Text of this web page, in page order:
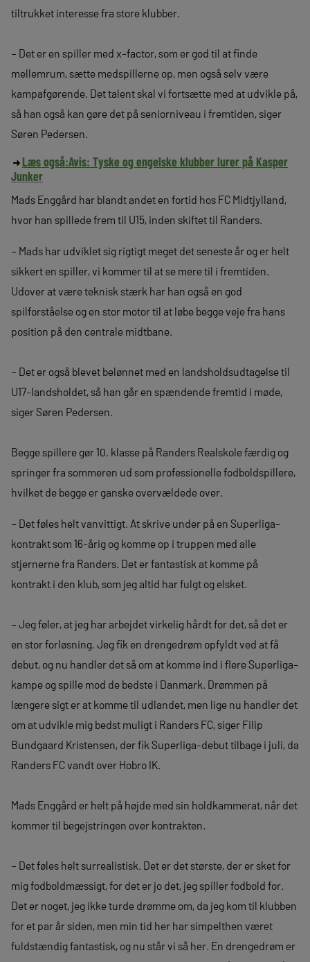
tiltrukket interesse fra store klubber.
– Det er en spiller med x-factor, som er god til at finde
mellemrum, sætte medspillerne op, men også selv være
kampafgørende. Det talent skal vi fortsætte med at udvikle på,
så han også kan gøre det på seniorniveau i fremtiden, siger
Søren Pedersen.
Læs også:Avis: Tyske og engelske klubber lurer på Kasper
Junker
Mads Enggård har blandt andet en fortid hos FC Midtjylland,
hvor han spillede frem til U15, inden skiftet til Randers.
– Mads har udviklet sig rigtigt meget det seneste år og er helt
sikkert en spiller, vi kommer til at se mere til i fremtiden.
Udover at være teknisk stærk har han også en god
spilforståelse og en stor motor til at løbe begge veje fra hans
position på den centrale midtbane.
– Det er også blevet belønnet med en landsholdsudtagelse til
U17-landsholdet, så han går en spændende fremtid i møde,
siger Søren Pedersen.
Begge spillere gør 10. klasse på Randers Realskole færdig og
springer fra sommeren ud som professionelle fodboldspillere,
hvilket de begge er ganske overvældede over.
– Det føles helt vanvittigt. At skrive under på en Superliga-
kontrakt som 16-årig og komme op i truppen med alle
stjernerne fra Randers. Det er fantastisk at komme på
kontrakt i den klub, som jeg altid har fulgt og elsket.
– Jeg føler, at jeg har arbejdet virkelig hårdt for det, så det er
en stor forløsning. Jeg fik en drengedrøm opfyldt ved at få
debut, og nu handler det så om at komme ind i flere Superliga-
kampe og spille mod de bedste i Danmark. Drømmen på
længere sigt er at komme til udlandet, men lige nu handler det
om at udvikle mig bedst muligt i Randers FC, siger Filip
Bundgaard Kristensen, der fik Superliga-debut tilbage i juli, da
Randers FC vandt over Hobro IK.
Mads Enggård er helt på højde med sin holdkammerat, når det
kommer til begejstringen over kontrakten.
– Det føles helt surrealistisk. Det er det største, der er sket for
mig fodboldmæssigt, for det er jo det, jeg spiller fodbold for.
Det er noget, jeg ikke turde drømme om, da jeg kom til klubben
for et par år siden, men min tid her har simpelthen været
fuldstændig fantastisk, og nu står vi så her. En drengedrøm er